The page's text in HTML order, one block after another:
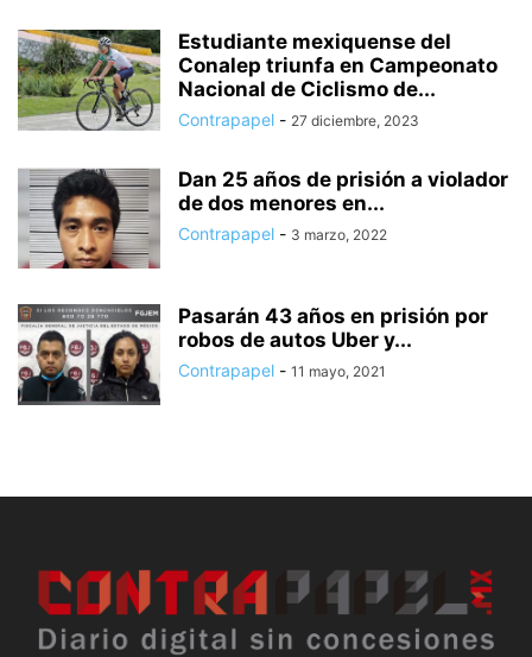
Estudiante mexiquense del
Conalep triunfa en Campeonato
Nacional de Ciclismo de...
Contrapapel - 27 diciembre, 2023
Dan 25 años de prisión a violador
de dos menores en...
Contrapapel - 3 marzo, 2022
Pasarán 43 años en prisión por
robos de autos Uber y...
Contrapapel - 11 mayo, 2021